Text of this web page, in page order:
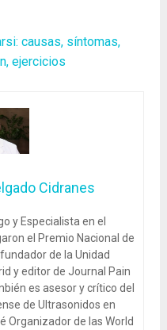
causas, síntomas,
ejercicios
Cidranes
y Especialista en el
el Premio Nacional de
de la Unidad
y editor de Journal Pain
es asesor y crítico del
de Ultrasonidos en
Organizador de las World